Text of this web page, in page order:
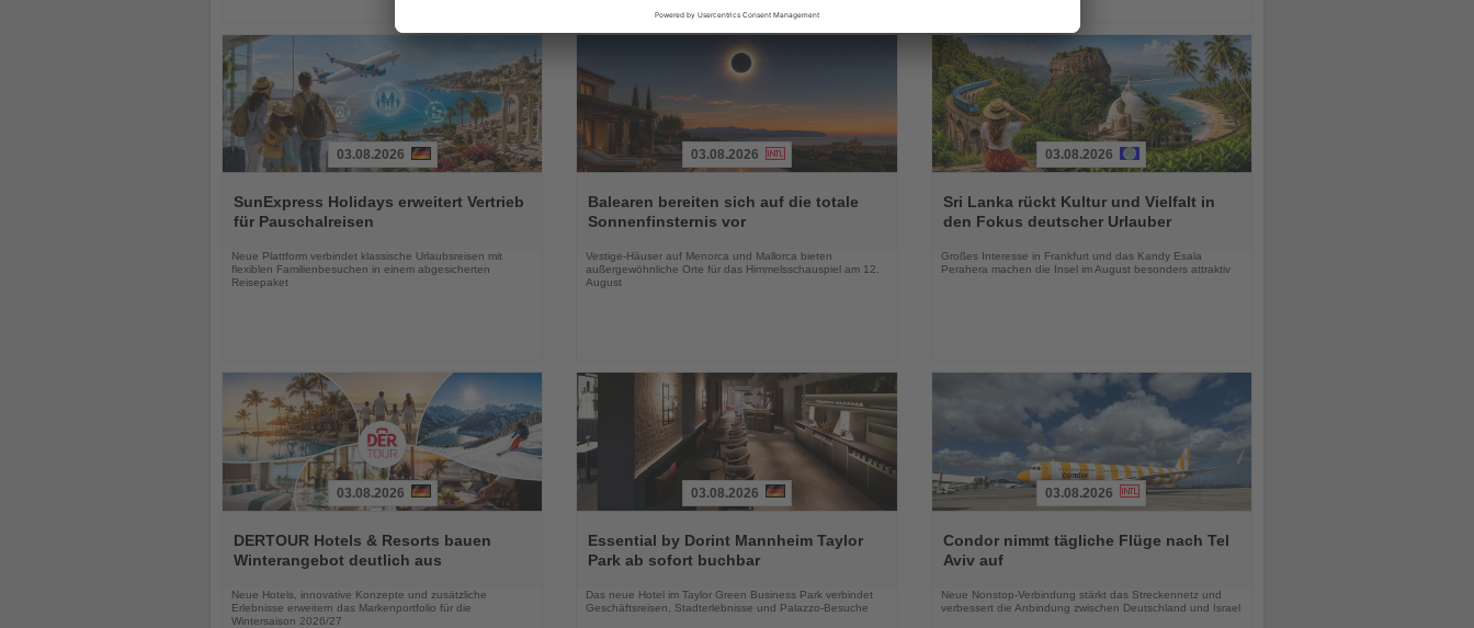
Sie
die
03.08.2026
SunExpress Holidays erweitert Vertrieb
für Pauschalreisen
Neue Plattform verbindet klassische Urlaubsreisen mit
flexiblen Familienbesuchen in einem abgesicherten
Reisepaket
Sie
die
03.08.2026
Balearen bereiten sich auf die totale
Sonnenfinsternis vor
Vestige-Häuser auf Menorca und Mallorca bieten
außergewöhnliche Orte für das Himmelsschauspiel am 12.
August
Sie
die
03.08.2026
Sri Lanka rückt Kultur und Vielfalt in
den Fokus deutscher Urlauber
Großes Interesse in Frankfurt und das Kandy Esala
Perahera machen die Insel im August besonders attraktiv
Sie
die
Nachrichten
03.08.2026
DERTOUR Hotels & Resorts bauen
Winterangebot deutlich aus
Neue Hotels, innovative Konzepte und zusätzliche
Erlebnisse erweitern das Markenportfolio für die
Wintersaison 2026/27
Sie
die
03.08.2026
Essential by Dorint Mannheim Taylor
Park ab sofort buchbar
Das neue Hotel im Taylor Green Business Park verbindet
Geschäftsreisen, Stadterlebnisse und Palazzo-Besuche
Sie
die
03.08.2026
Condor nimmt tägliche Flüge nach Tel
Aviv auf
Neue Nonstop-Verbindung stärkt das Streckennetz und
verbessert die Anbindung zwischen Deutschland und Israel